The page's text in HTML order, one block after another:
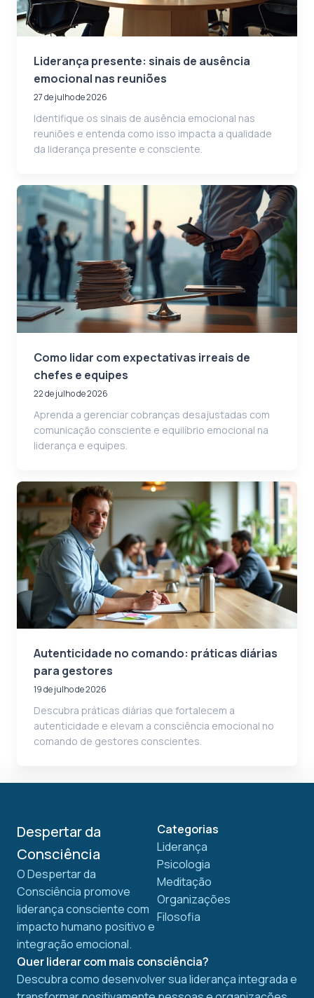
Liderança presente: sinais de ausência
emocional nas reuniões
27 de julho de 2026
Identifique os sinais de ausência emocional nas
reuniões e entenda como isso impacta a qualidade
da liderança presente e consciente.
Como lidar com expectativas irreais de
chefes e equipes
22 de julho de 2026
Aprenda a gerenciar cobranças desajustadas com
comunicação consciente e equilíbrio emocional na
liderança e equipes.
Autenticidade no comando: práticas diárias
para gestores
19 de julho de 2026
Descubra práticas diárias que fortalecem a
autenticidade e elevam a consciência emocional no
comando de gestores conscientes.
Despertar da
Consciência
O Despertar da
Consciência promove
liderança consciente com
impacto humano positivo e
integração emocional.
Categorias
Liderança
Psicologia
Meditação
Organizações
Filosofia
Quer liderar com mais consciência?
Descubra como desenvolver sua liderança integrada e